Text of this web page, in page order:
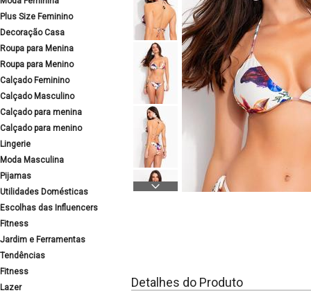
Plus Size Feminino
Decoração Casa
Roupa para Menina
Roupa para Menino
Calçado Feminino
Calçado Masculino
Calçado para menina
Calçado para menino
Lingerie
Moda Masculina
Pijamas
Utilidades Domésticas
Escolhas das Influencers
Fitness
Jardim e Ferramentas
Tendências
Fitness
Lazer
Detalhes do Produto